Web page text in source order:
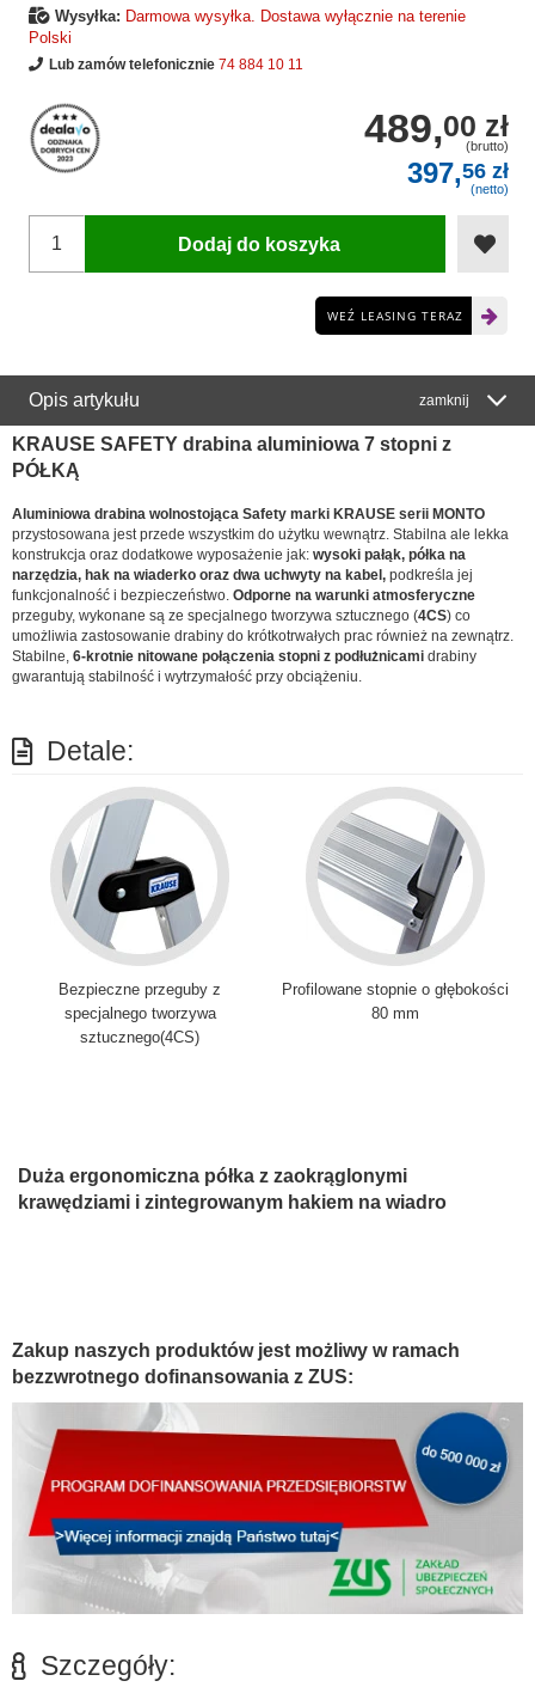
Wysyłka: Darmowa wysyłka. Dostawa wyłącznie na terenie
Polski
Lub zamów telefonicznie 74 884 10 11
489,00 zł
(brutto)
397,56 zł
(netto)
Dodaj do koszyka
WEŹ LEASING TERAZ
Opis artykułu zamknij
KRAUSE SAFETY drabina aluminiowa 7 stopni z
PÓŁKĄ
Aluminiowa drabina wolnostojąca Safety marki KRAUSE serii MONTO
przystosowana jest przede wszystkim do użytku wewnątrz. Stabilna ale lekka
konstrukcja oraz dodatkowe wyposażenie jak: wysoki pałąk, półka na
narzędzia, hak na wiaderko oraz dwa uchwyty na kabel, podkreśla jej
funkcjonalność i bezpieczeństwo. Odporne na warunki atmosferyczne
przeguby, wykonane są ze specjalnego tworzywa sztucznego (4CS) co
umożliwia zastosowanie drabiny do krótkotrwałych prac również na zewnątrz.
Stabilne, 6-krotnie nitowane połączenia stopni z podłużnicami drabiny
gwarantują stabilność i wytrzymałość przy obciążeniu.
Detale:
Bezpieczne przeguby z
specjalnego tworzywa
sztucznego(4CS)
Profilowane stopnie o głębokości
80 mm
Duża ergonomiczna półka z zaokrąglonymi
krawędziami i zintegrowanym hakiem na wiadro
Zakup naszych produktów jest możliwy w ramach
bezzwrotnego dofinansowania z ZUS:
Szczegóły: